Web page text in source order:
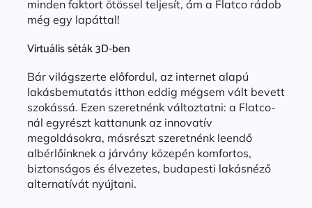
minden faktort ötössel teljesít, ám a Flatco rádob
még egy lapáttal!
Virtuális séták 3D-ben
Bár világszerte előfordul, az internet alapú
lakásbemutatás itthon eddig mégsem vált bevett
szokássá. Ezen szeretnénk változtatni: a Flatco-
nál egyrészt kattanunk az innovatív
megoldásokra, másrészt szeretnénk leendő
albérlőinknek a járvány közepén komfortos,
biztonságos és élvezetes, budapesti lakásnéző
alternatívát nyújtani.